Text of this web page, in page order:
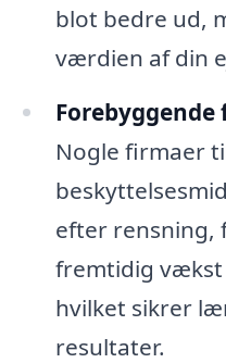
blot bedre ud,
værdien af din
Nogle firmaer
efter rensning,
fremtidig vækst
hvilket sikrer
resultater.